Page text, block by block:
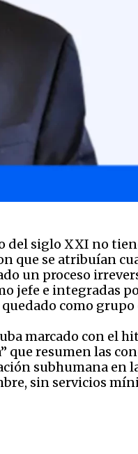
del siglo XXI no
que se atribuían
un proceso
jefe e integradas
como
marcado con el
que resumen las
subhumana en
sin servicios